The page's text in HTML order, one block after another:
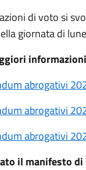
di voto si
giornata di
abrogativi
abrogativi
abrogativi
il manifesto